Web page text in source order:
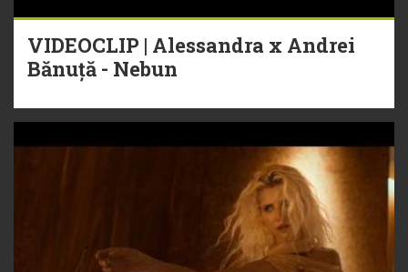
VIDEOCLIP | Alessandra x Andrei
Bănuță - Nebun